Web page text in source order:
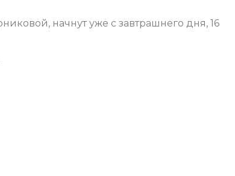
начнут уже с завтрашнего дня, 16